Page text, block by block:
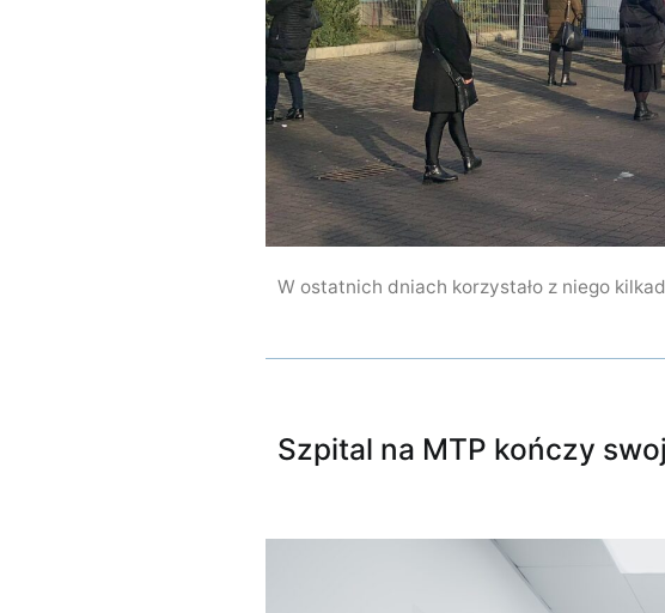
W ostatnich dniach korzystało z niego
Szpital na MTP kończy